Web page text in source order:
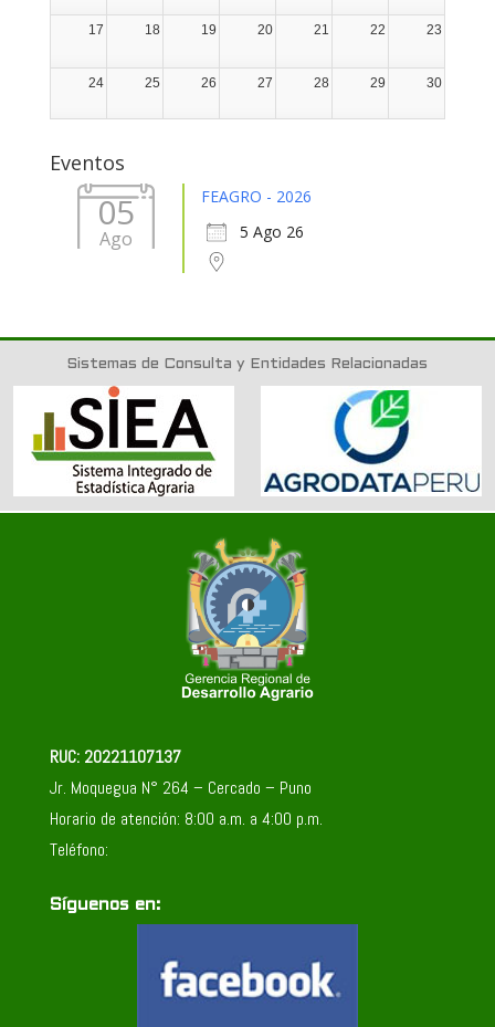
17 18 19 20 21 22 23
24 25 26 27 28 29 30
Eventos
05
Ago
FEAGRO - 2026
5 Ago 26
Sistemas de Consulta y Entidades Relacionadas
RUC: 20221107137
Jr. Moquegua N° 264 – Cercado – Puno
Horario de atención: 8:00 a.m. a 4:00 p.m.
Teléfono:
Síguenos en: